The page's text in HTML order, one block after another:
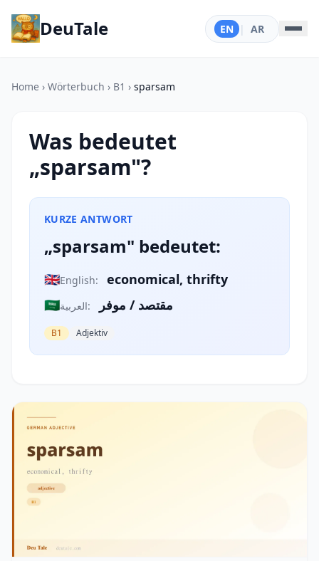
DeuTale EN | AR
Home › Wörterbuch › B1 › sparsam
Was bedeutet
„sparsam"?
KURZE ANTWORT
„sparsam" bedeutet:
🇬🇧English:
economical, thrifty
🇸🇦
العربية: مقتصد / موفر
B1 Adjektiv